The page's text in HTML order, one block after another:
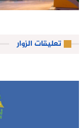
تعليقات الزوار